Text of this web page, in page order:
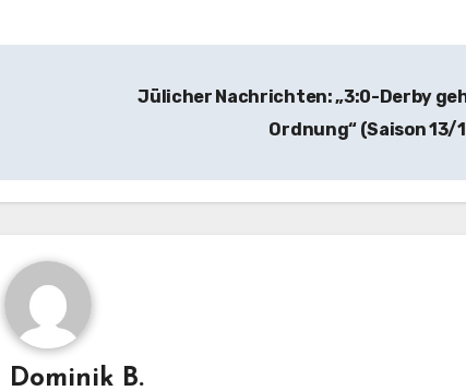
Jülicher Nachrichten: „3:0-Derby
Ordnung“ (Saison 13/
Dominik B.